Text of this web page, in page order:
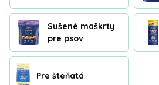
Sušené maškrty
pre psov
Pre šteňatá